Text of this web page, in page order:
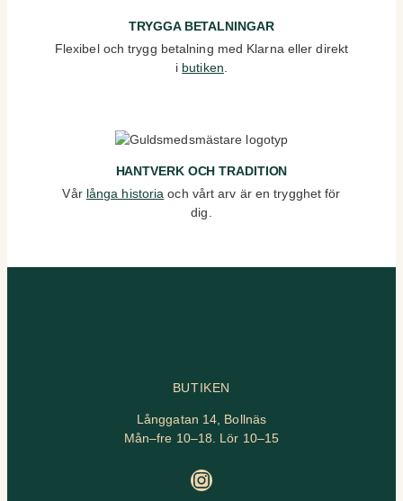
TRYGGA BETALNINGAR
Flexibel och trygg betalning med Klarna eller direkt
i butiken.
HANTVERK OCH TRADITION
Vår långa historia och vårt arv är en trygghet för
dig.
BUTIKEN
Långgatan 14, Bollnäs
Mån–fre 10–18. Lör 10–15
Instagram